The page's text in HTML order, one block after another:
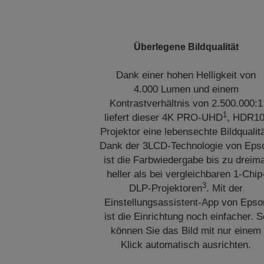
Überlegene Bildqualität
Dank einer hohen Helligkeit von
4.000 Lumen und einem
Kontrastverhältnis von 2.500.000:1
liefert dieser 4K PRO-UHD1,
Projektor eine lebensechte
Dank der 3LCD-Technologie von
ist die Farbwiedergabe bis zu
heller als bei vergleichbaren 1-
DLP-Projektoren3. Mit der
Einstellungsassistent-App von
ist die Einrichtung noch einfacher.
können Sie das Bild mit nur einem
Klick automatisch ausrichten.